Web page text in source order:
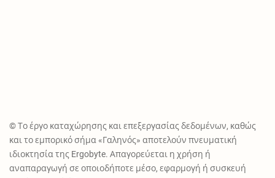
© Το έργο καταχώρησης και επεξεργασίας δεδομένων, καθώς
και το εμπορικό σήμα «Γαληνός» αποτελούν πνευματική
ιδιοκτησία της Ergobyte. Απαγορεύεται η χρήση ή
αναπαραγωγή σε οποιοδήποτε μέσο, εφαρμογή ή συσκευή